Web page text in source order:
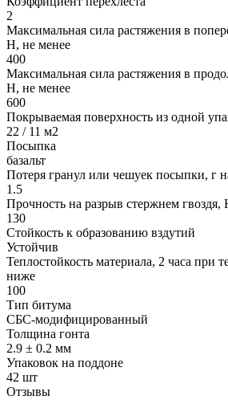
2
Максимальная сила растяжения в
Н, не менее
400
Максимальная сила растяжения в
Н, не менее
600
Покрываемая поверхность из одной
22 / 11 м2
Посыпка
базальт
Потеря гранул или чешуек посыпки, г
1.5
Прочность на разрыв стержнем гвоздя,
130
Стойкость к образованию вздутий
Устойчив
Теплостойкость материала, 2 часа при
ниже
100
Тип битума
СБС-модифицированный
Толщина гонта
2.9 ± 0.2 мм
Упаковок на поддоне
42 шт
Отзывы